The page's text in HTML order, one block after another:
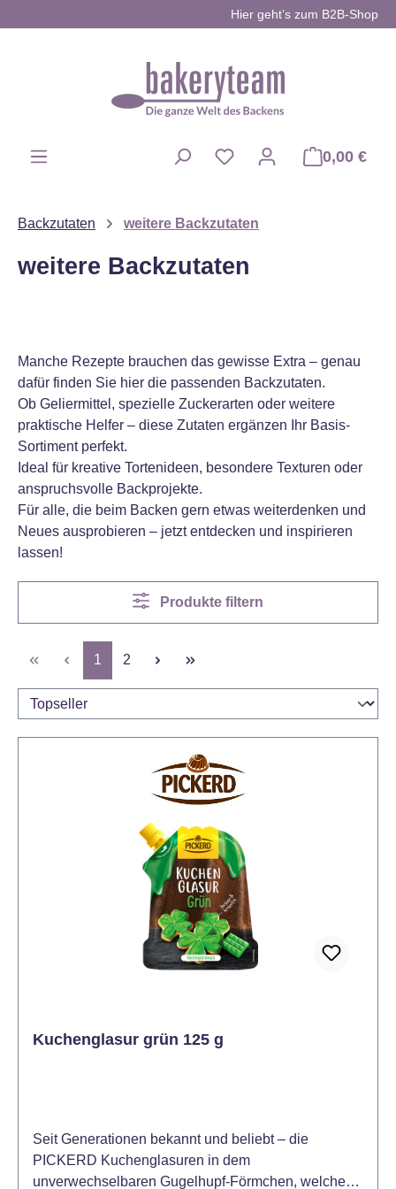
Hier geht’s zum B2B-Shop
0,00 €
Backzutaten weitere Backzutaten
weitere Backzutaten
Manche Rezepte brauchen das gewisse Extra – genau
dafür finden Sie hier die passenden Backzutaten.
Ob Geliermittel, spezielle Zuckerarten oder weitere
praktische Helfer – diese Zutaten ergänzen Ihr Basis-
Sortiment perfekt.
Ideal für kreative Tortenideen, besondere Texturen oder
anspruchsvolle Backprojekte.
Für alle, die beim Backen gern etwas weiterdenken und
Neues ausprobieren – jetzt entdecken und inspirieren
lassen!
Produkte filtern
Seite
1 Seite
2
Kuchenglasur grün 125 g
Seit Generationen bekannt und beliebt – die
PICKERD Kuchenglasuren in dem
unverwechselbaren Gugelhupf-Förmchen, welches